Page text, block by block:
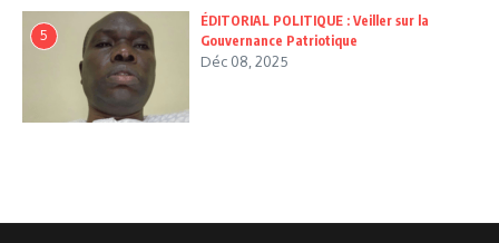
5
ÉDITORIAL POLITIQUE : Veiller sur la
Gouvernance Patriotique
Déc 08, 2025